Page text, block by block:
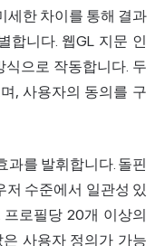
세한 차이를 통해 결과
합니다. 웹GL 지문 인
으로 작동합니다. 두
, 사용자의 동의를 구
과를 발휘합니다. 돌핀
수준에서 일관성 있
로필당 20개 이상의
사용자 정의가 가능